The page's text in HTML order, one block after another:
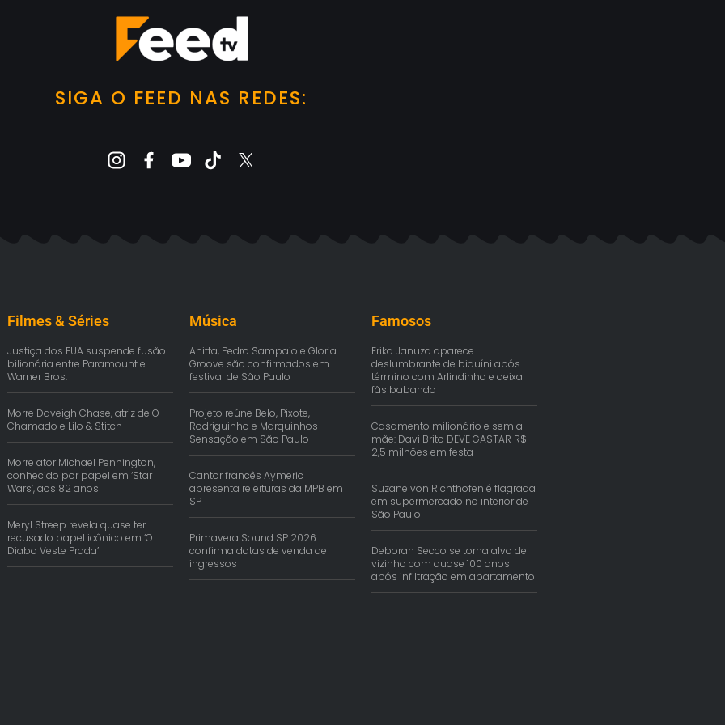
SIGA O FEED NAS REDES:
Filmes & Séries
Justiça dos EUA suspende fusão
bilionária entre Paramount e
Warner Bros.
Morre Daveigh Chase, atriz de O
Chamado e Lilo & Stitch
Morre ator Michael Pennington,
conhecido por papel em ‘Star
Wars’, aos 82 anos
Meryl Streep revela quase ter
recusado papel icônico em ‘O
Diabo Veste Prada’
Música
Anitta, Pedro Sampaio e Gloria
Groove são confirmados em
festival de São Paulo
Projeto reúne Belo, Pixote,
Rodriguinho e Marquinhos
Sensação em São Paulo
Cantor francês Aymeric
apresenta releituras da MPB em
SP
Primavera Sound SP 2026
confirma datas de venda de
ingressos
Famosos
Erika Januza aparece
deslumbrante de biquíni após
término com Arlindinho e deixa
fãs babando
Casamento milionário e sem a
mãe: Davi Brito DEVE GASTAR R$
2,5 milhões em festa
Suzane von Richthofen é flagrada
em supermercado no interior de
São Paulo
Deborah Secco se torna alvo de
vizinho com quase 100 anos
após infiltração em apartamento